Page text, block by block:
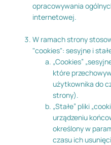
opracowywania
internetowej.
W ramach strony
"cookies": sesyjne i
„Cookies”
które
użytkownika do
strony).
„Stałe” pliki
urządzeniu
określony w
czasu ich